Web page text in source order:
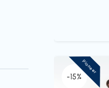
-15%
Pioneer